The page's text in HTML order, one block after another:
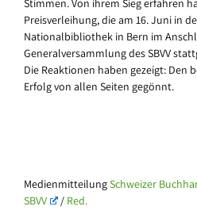
Stimmen. Von ihrem Sieg erfahren
Preisverleihung, die am 16. Juni in
Nationalbibliothek in Bern im
Generalversammlung des SBVV
Die Reaktionen haben gezeigt: Den
Erfolg von allen Seiten gegönnt.
MedienmitteilungSchweizer
SBVV
/ Red.